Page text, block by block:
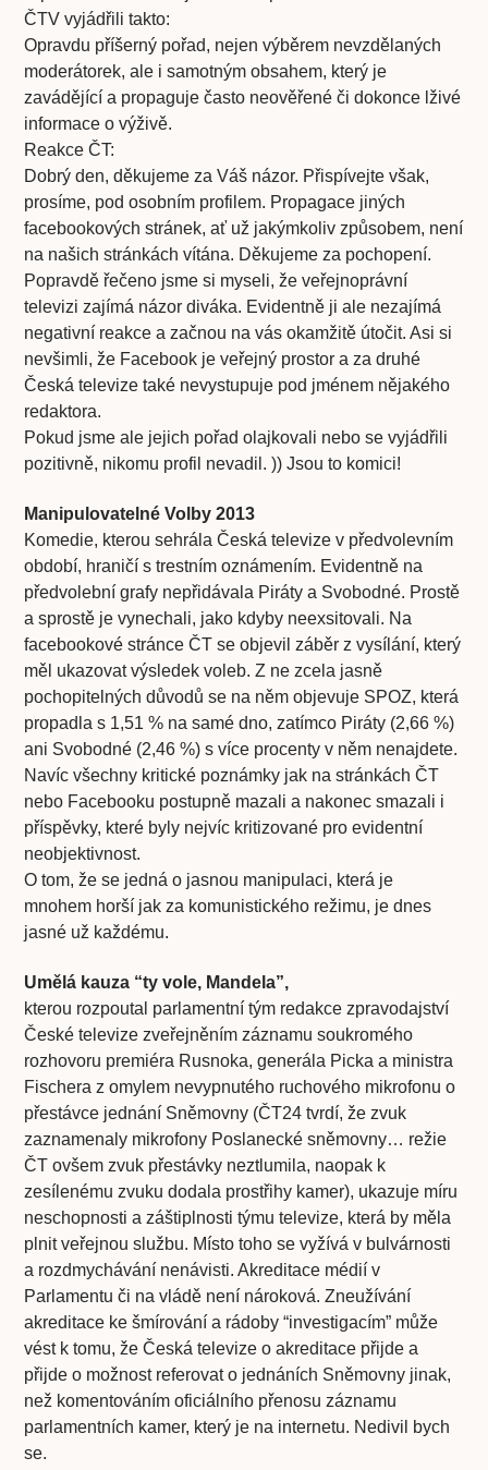
ČTV vyjádřili takto:
Opravdu příšerný pořad, nejen výběrem nevzdělaných
moderátorek, ale i samotným obsahem, který je
zavádějící a propaguje často neověřené či dokonce lživé
informace o výživě.
Reakce ČT:
Dobrý den, děkujeme za Váš názor. Přispívejte však,
prosíme, pod osobním profilem. Propagace jiných
facebookových stránek, ať už jakýmkoliv způsobem, není
na našich stránkách vítána. Děkujeme za pochopení.
Popravdě řečeno jsme si myseli, že veřejnoprávní
televizi zajímá názor diváka. Evidentně ji ale nezajímá
negativní reakce a začnou na vás okamžitě útočit. Asi si
nevšimli, že Facebook je veřejný prostor a za druhé
Česká televize také nevystupuje pod jménem nějakého
redaktora.
Pokud jsme ale jejich pořad olajkovali nebo se vyjádřili
pozitivně, nikomu profil nevadil. )) Jsou to komici!
Manipulovatelné Volby 2013
Komedie, kterou sehrála Česká televize v předvolevním
období, hraničí s trestním oznámením. Evidentně na
předvolební grafy nepřidávala Piráty a Svobodné. Prostě
a sprostě je vynechali, jako kdyby neexsitovali. Na
facebookové stránce ČT se objevil záběr z vysílání, který
měl ukazovat výsledek voleb. Z ne zcela jasně
pochopitelných důvodů se na něm objevuje SPOZ, která
propadla s 1,51 % na samé dno, zatímco Piráty (2,66 %)
ani Svobodné (2,46 %) s více procenty v něm nenajdete.
Navíc všechny kritické poznámky jak na stránkách ČT
nebo Facebooku postupně mazali a nakonec smazali i
příspěvky, které byly nejvíc kritizované pro evidentní
neobjektivnost.
O tom, že se jedná o jasnou manipulaci, která je
mnohem horší jak za komunistického režimu, je dnes
jasné už každému.
Umělá kauza “ty vole, Mandela”,
kterou rozpoutal parlamentní tým redakce zpravodajství
České televize zveřejněním záznamu soukromého
rozhovoru premiéra Rusnoka, generála Picka a ministra
Fischera z omylem nevypnutého ruchového mikrofonu o
přestávce jednání Sněmovny (ČT24 tvrdí, že zvuk
zaznamenaly mikrofony Poslanecké sněmovny… režie
ČT ovšem zvuk přestávky neztlumila, naopak k
zesílenému zvuku dodala prostřihy kamer), ukazuje míru
neschopnosti a záštiplnosti týmu televize, která by měla
plnit veřejnou službu. Místo toho se vyžívá v bulvárnosti
a rozdmychávání nenávisti. Akreditace médií v
Parlamentu či na vládě není nároková. Zneužívání
akreditace ke šmírování a rádoby “investigacím” může
vést k tomu, že Česká televize o akreditace přijde a
přijde o možnost referovat o jednáních Sněmovny jinak,
než komentováním oficiálního přenosu záznamu
parlamentních kamer, který je na internetu. Nedivil bych
se.